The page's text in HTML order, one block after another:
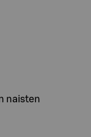
naisten